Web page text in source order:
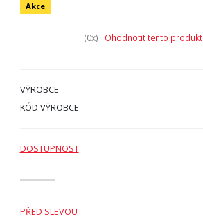
Akce
(0x) Ohodnotit tento produkt
VÝROBCE
KÓD VÝROBCE
DOSTUPNOST
PŘED SLEVOU